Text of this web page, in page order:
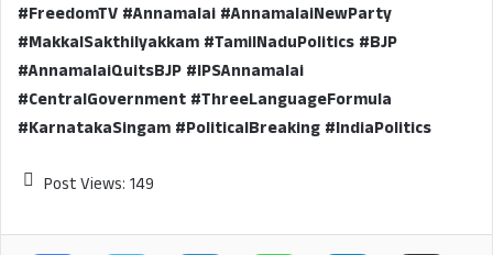
#FreedomTV #Annamalai #AnnamalaiNewParty
#MakkalSakthiIyakkam #TamilNaduPolitics #BJP
#AnnamalaiQuitsBJP #IPSAnnamalai
#CentralGovernment #ThreeLanguageFormula
#KarnatakaSingam #PoliticalBreaking #IndiaPolitics
Post Views: 149